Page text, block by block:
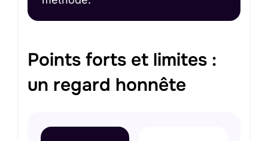
Points forts et limites :
un regard honnête